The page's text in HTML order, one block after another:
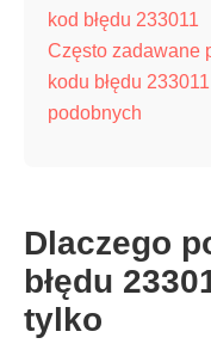
kod błędu 233011
Często zadawane
kodu błędu
podobnych
Dlaczego
błędu
tylko